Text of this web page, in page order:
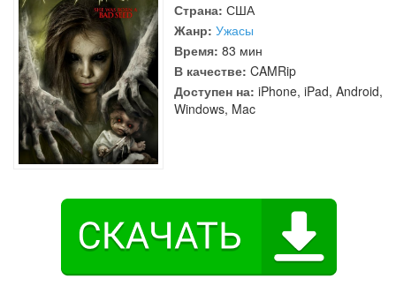
Страна: США
Жанр: Ужасы
Время: 83 мин
В качестве: CAMRip
Доступен на: iPhone, iPad, Android,
Windows, Mac